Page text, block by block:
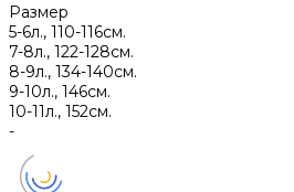
Размер
5-6л., 110-116см.
7-8л., 122-128см.
8-9л., 134-140см.
9-10л., 146см.
10-11л., 152см.
-